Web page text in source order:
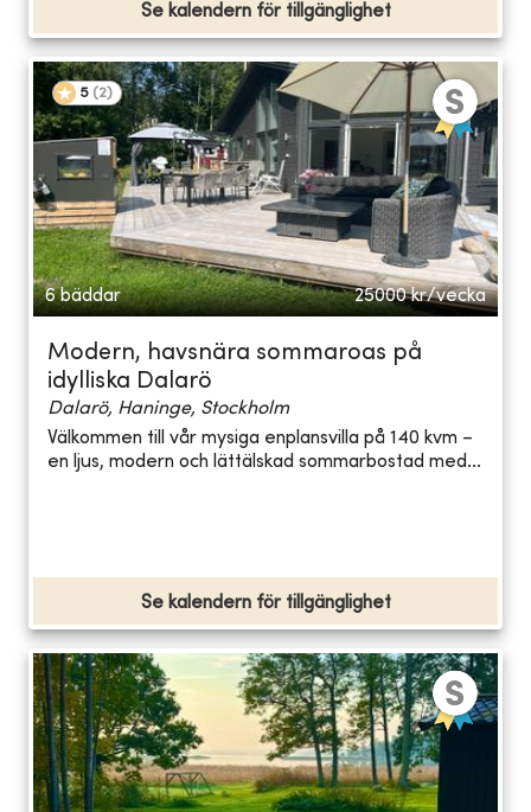
Se kalendern för tillgänglighet
5 (2)
6 bäddar 25000 kr/vecka
Modern, havsnära sommaroas på
idylliska Dalarö
Dalarö, Haninge, Stockholm
Välkommen till vår mysiga enplansvilla på 140 kvm –
en ljus, modern och lätt­älskad sommarbostad med...
Se kalendern för tillgänglighet